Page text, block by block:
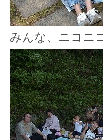
みんな、ニコニ